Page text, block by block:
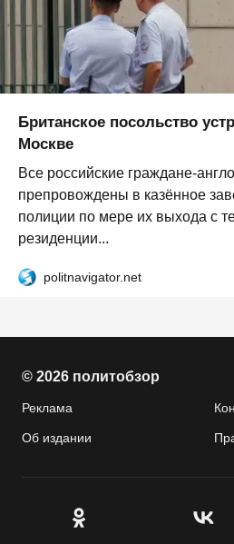
Британское посольство
Москве
Все российские граждане-
препровождены в казённое
полиции по мере их выхода с
резиденции...
politnavigator.net
© 2026 политобзор
Реклама
Об издании